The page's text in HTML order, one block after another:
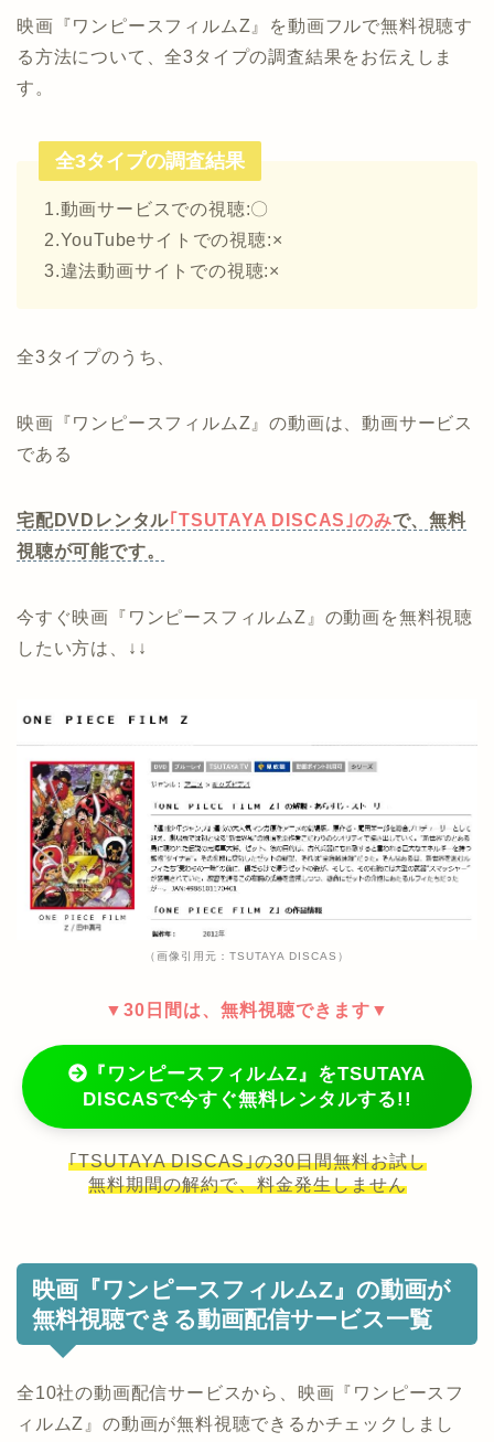
映画『ワンピースフィルムZ』を動画フルで無料視聴す
る方法について、全3タイプの調査結果をお伝えしま
す。
全3タイプの調査結果
1.動画サービスでの視聴:〇
2.YouTubeサイトでの視聴:×
3.違法動画サイトでの視聴:×
全3タイプのうち、
映画『ワンピースフィルムZ』の動画は、動画サービス
である
宅配DVDレンタル｢TSUTAYA DISCAS｣のみで、無料
視聴が可能です。
今すぐ映画『ワンピースフィルムZ』の動画を無料視聴
したい方は、↓↓
（画像引用元：TSUTAYA DISCAS）
▼30日間は、無料視聴できます▼
『ワンピースフィルムZ』をTSUTAYA
DISCASで今すぐ無料レンタルする!!
｢TSUTAYA DISCAS｣の30日間無料お試し
無料期間の解約で、料金発生しません
映画『ワンピースフィルムZ』の動画が
無料視聴できる動画配信サービス一覧
全10社の動画配信サービスから、映画『ワンピースフ
ィルムZ』の動画が無料視聴できるかチェックしまし